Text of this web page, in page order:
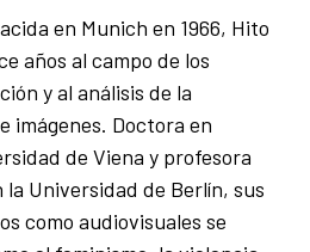
en Munich en 1966, Hito
años al campo de los
y al análisis de la
imágenes. Doctora en
de Viena y profesora
Universidad de Berlín, sus
como audiovisuales se